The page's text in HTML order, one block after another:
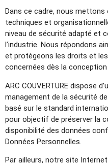
Dans ce cadre, nous
techniques et
niveau de sécurité adapté et
l’industrie. Nous répondons
et protégeons les droits et
concernées dès la
ARC COUVERTURE dispose
management de la sécurité
basé sur le standard
pour objectif de préserver la
disponibilité des données
Données Personnelles.
Par ailleurs, notre site